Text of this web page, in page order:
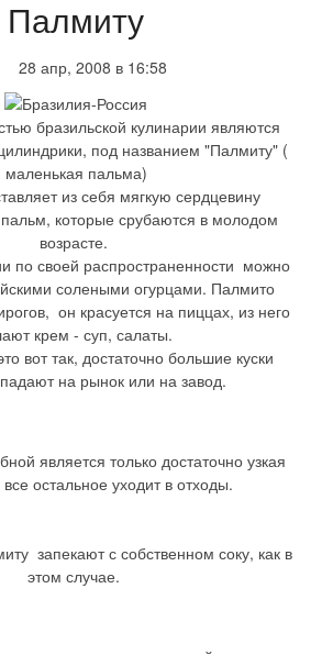
Палмиту
28 апр, 2008 в 16:58
бразильской кулинарии являются
под названием "Палмиту" (
маленькая пальма)
из себя мягкую сердцевину
которые срубаются в молодом
возрасте.
по своей распространенности можно
солеными огурцами. Палмито
он красуется на пиццах, из него
крем - суп, салаты.
вот так, достаточно большие куски
на рынок или на завод.
является только достаточно узкая
остальное уходит в отходы.
запекают с собственном соку, как в
этом случае.